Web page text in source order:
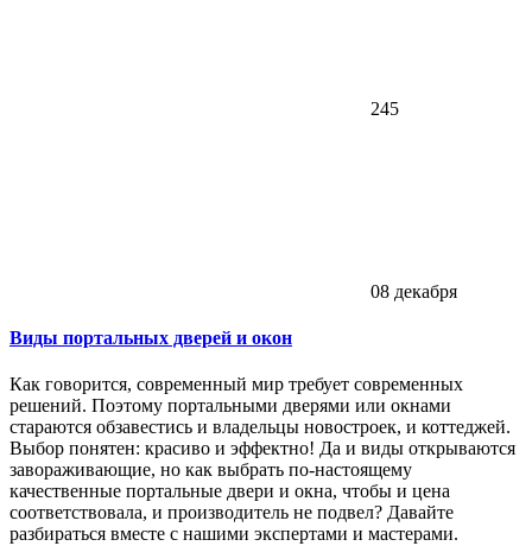
245
08 декабря
Виды портальных дверей и окон
Как говорится, современный мир требует современных
решений. Поэтому портальными дверями или окнами
стараются обзавестись и владельцы новостроек, и коттеджей.
Выбор понятен: красиво и эффектно! Да и виды открываются
завораживающие, но как выбрать по-настоящему
качественные портальные двери и окна, чтобы и цена
соответствовала, и производитель не подвел? Давайте
разбираться вместе с нашими экспертами и мастерами.